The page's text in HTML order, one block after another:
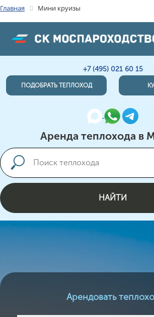
Главная Мини круизы
+7 (495) 021 60 15
ПОДОБРАТЬ ТЕПЛОХОД
Аренда теплохода в
НАЙТИ
Арендовать